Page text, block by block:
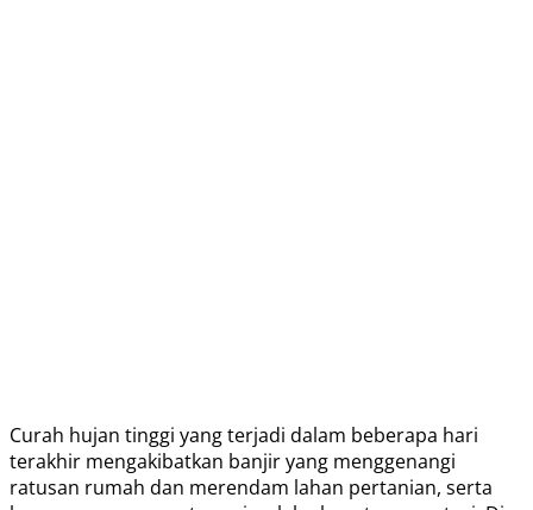
Curah hujan tinggi yang terjadi dalam beberapa hari
terakhir mengakibatkan banjir yang menggenangi
ratusan rumah dan merendam lahan pertanian, serta